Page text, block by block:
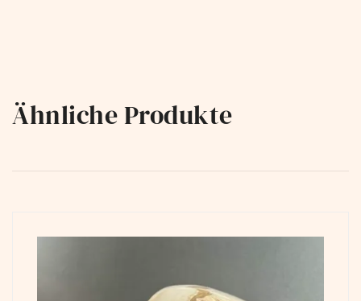
Ähnliche Produkte